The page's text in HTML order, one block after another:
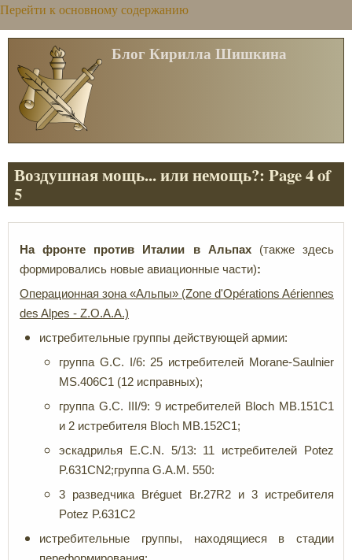
Перейти к основному содержанию
Блог Кирилла Шишкина
Воздушная мощь... или немощь?: Page 4 of
5
На фронте против Италии в Альпах (также здесь
формировались новые авиационные части):
Операционная зона «Альпы» (Zone d'Opérations Aériennes
des Alpes - Z.O.A.A.)
истребительные группы действующей армии:
группа G.C. I/6: 25 истребителей Morane-Saulnier
MS.406C1 (12 исправных);
группа G.C. III/9: 9 истребителей Bloch MB.151C1
и 2 истребителя Bloch MB.152C1;
эскадрилья E.C.N. 5/13: 11 истребителей Potez
P.631CN2;группа G.A.M. 550:
3 разведчика Bréguet Br.27R2 и 3 истребителя
Potez P.631C2
истребительные группы, находящиеся в стадии